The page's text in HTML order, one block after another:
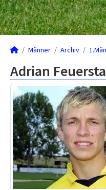
Männer Archiv
Adrian